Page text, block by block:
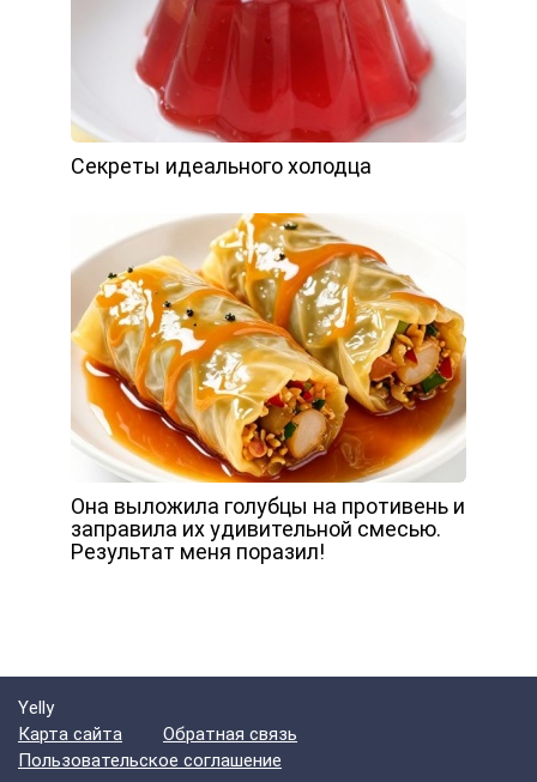
Секреты идеального холодца
Она выложила голубцы на противень и
заправила их удивительной смесью.
Результат меня поразил!
Yelly
Карта сайта
Обратная связь
Пользовательское соглашение